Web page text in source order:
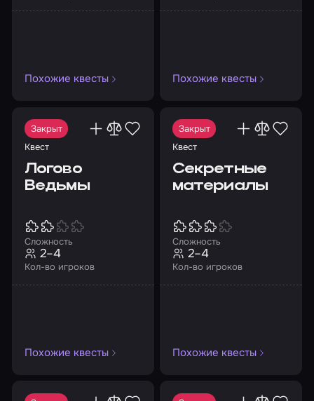
Похожие квесты Похожие квесты
Закрыт
Квест
Логово
Ведьмы
Сложность
Кол-во игроков
2–4
Похожие квесты
Закрыт
Квест
Секретные
материалы
Сложность
Кол-во игроков
2–4
Похожие квесты